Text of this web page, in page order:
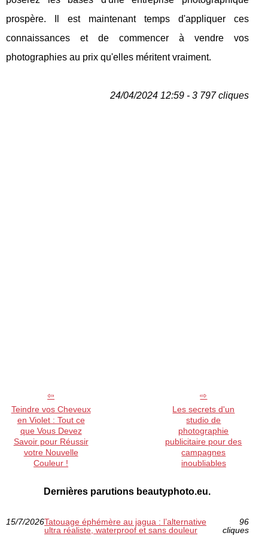
prospère. Il est maintenant temps d'appliquer ces
connaissances et de commencer à vendre vos
photographies au prix qu'elles méritent vraiment.
24/04/2024 12:59 - 3 797 cliques
Teindre vos Cheveux
en Violet : Tout ce
que Vous Devez
Savoir pour Réussir
votre Nouvelle
Couleur !
Les secrets d'un
studio de
photographie
publicitaire pour des
campagnes
inoubliables
Dernières parutions beautyphoto.eu.
15/7/2026Tatouage éphémère au jagua : l’alternative
ultra réaliste, waterproof et sans douleur
96
cliques